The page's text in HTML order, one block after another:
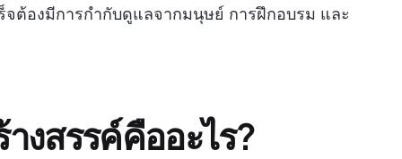
จต้องมีการกำกับดูแลจากมนุษย์ การฝึกอบรม และ
งสรรค์คืออะไร?